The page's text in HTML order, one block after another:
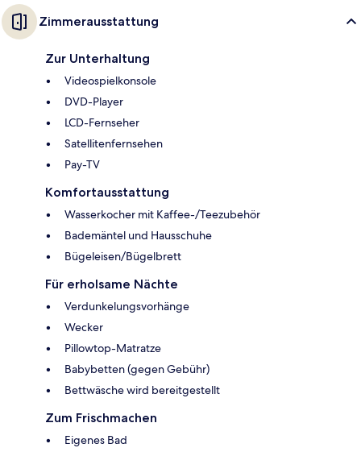
Zimmerausstattung
Zur Unterhaltung
Videospielkonsole
DVD-Player
LCD-Fernseher
Satellitenfernsehen
Pay-TV
Komfortausstattung
Wasserkocher mit Kaffee-/Teezubehör
Bademäntel und Hausschuhe
Bügeleisen/Bügelbrett
Für erholsame Nächte
Verdunkelungsvorhänge
Wecker
Pillowtop-Matratze
Babybetten (gegen Gebühr)
Bettwäsche wird bereitgestellt
Zum Frischmachen
Eigenes Bad